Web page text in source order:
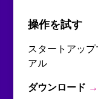
操作を試す
スタートアッ
アル
ダウンロード →